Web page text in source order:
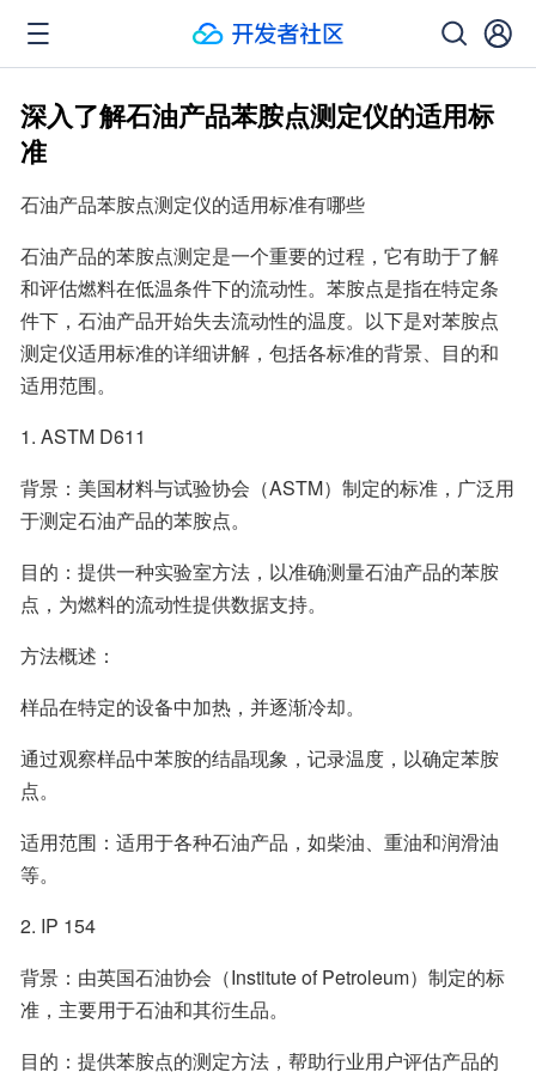
深入了解石油产品苯胺点测定仪的适用标
准
石油产品苯胺点测定仪的适用标准有哪些
石油产品的苯胺点测定是一个重要的过程，它有助于了解
和评估燃料在低温条件下的流动性。苯胺点是指在特定条
件下，石油产品开始失去流动性的温度。以下是对苯胺点
测定仪适用标准的详细讲解，包括各标准的背景、目的和
适用范围。
1. ASTM D611
背景：美国材料与试验协会（ASTM）制定的标准，广泛用
于测定石油产品的苯胺点。
目的：提供一种实验室方法，以准确测量石油产品的苯胺
点，为燃料的流动性提供数据支持。
方法概述：
样品在特定的设备中加热，并逐渐冷却。
通过观察样品中苯胺的结晶现象，记录温度，以确定苯胺
点。
适用范围：适用于各种石油产品，如柴油、重油和润滑油
等。
2. IP 154
背景：由英国石油协会（Institute of Petroleum）制定的标
准，主要用于石油和其衍生品。
目的：提供苯胺点的测定方法，帮助行业用户评估产品的